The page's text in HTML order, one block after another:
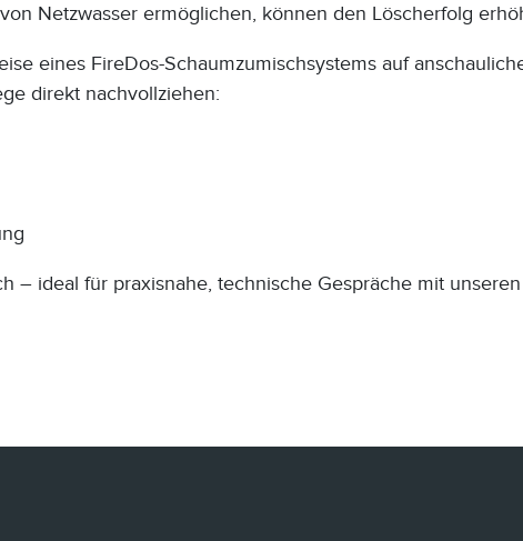
Netzwasser ermöglichen, können den Löscherfolg
eines FireDos-Schaumzumischsystems auf
direkt nachvollziehen:
– ideal für praxisnahe, technische Gespräche mit